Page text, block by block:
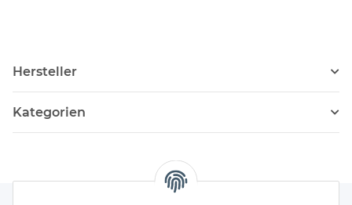
Hersteller
Kategorien